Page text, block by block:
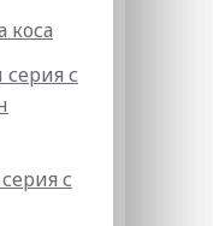
коса
серия с
с